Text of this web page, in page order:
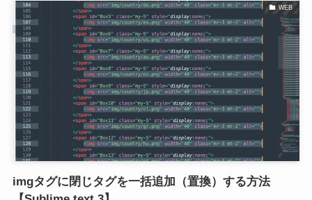
WEB
imgタグに閉じタグを一括追加（置換）する方法